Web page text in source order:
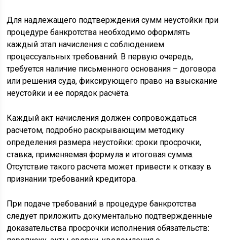
Для надлежащего подтверждения сумм неустойки при
процедуре банкротства необходимо оформлять
каждый этап начисления с соблюдением
процессуальных требований. В первую очередь,
требуется наличие письменного основания – договора
или решения суда, фиксирующего право на взыскание
неустойки и ее порядок расчёта.
Каждый акт начисления должен сопровождаться
расчетом, подробно раскрывающим методику
определения размера неустойки: сроки просрочки,
ставка, применяемая формула и итоговая сумма.
Отсутствие такого расчета может привести к отказу в
признании требований кредитора.
При подаче требований в процедуре банкротства
следует приложить документально подтвержденные
доказательства просрочки исполнения обязательств: